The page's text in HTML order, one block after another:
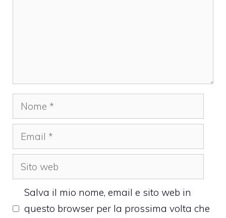
Nome
Email
Sito
web
Salva il mio nome, email e sito web in
questo browser per la prossima volta che